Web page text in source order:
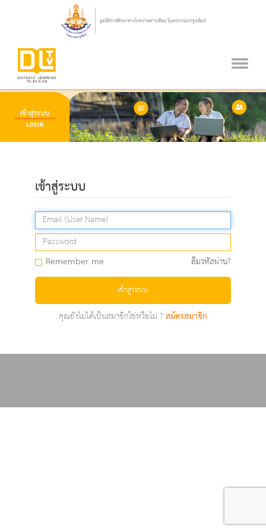
เข้าสู่ระบบ
Remember me ลืมรหัสผ่าน?
เข้าสู่ระบบ
คุณยังไม่ได้เป็นสมาชิกใช่หรือไม่ ?สมัครสมาชิก